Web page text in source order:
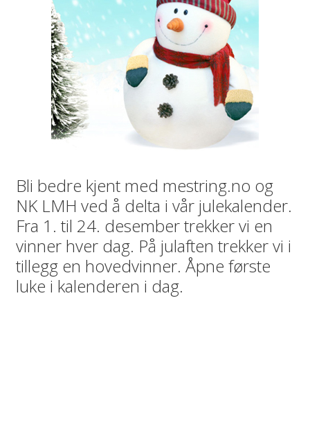
Bli bedre kjent med mestring.no og
NK LMH ved å delta i vår julekalender.
Fra 1. til 24. desember trekker vi en
vinner hver dag. På julaften trekker vi i
tillegg en hovedvinner. Åpne første
luke i kalenderen i dag.